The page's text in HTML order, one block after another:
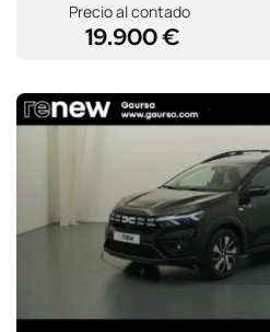
Precio al contado
19.900 €